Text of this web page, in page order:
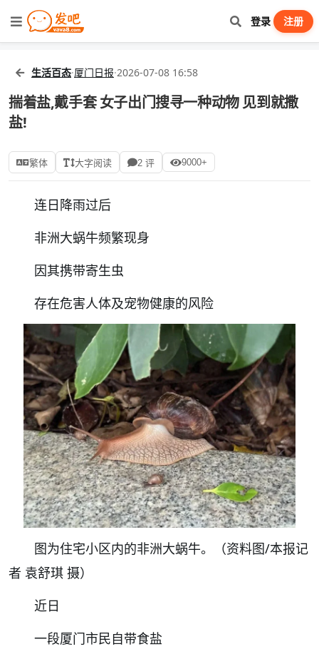
登录 注册
生活百态·厦门日报·2026-07-08 16:58
揣着盐,戴手套 女子出门搜寻一种动物 见到就撒
盐!
繁体 大字阅读 2 评 9000+
连日降雨过后
非洲大蜗牛频繁现身
因其携带寄生虫
存在危害人体及宠物健康的风险
图为住宅小区内的非洲大蜗牛。（资料图/本报记
者 袁舒琪 摄）
近日
一段厦门市民自带食盐